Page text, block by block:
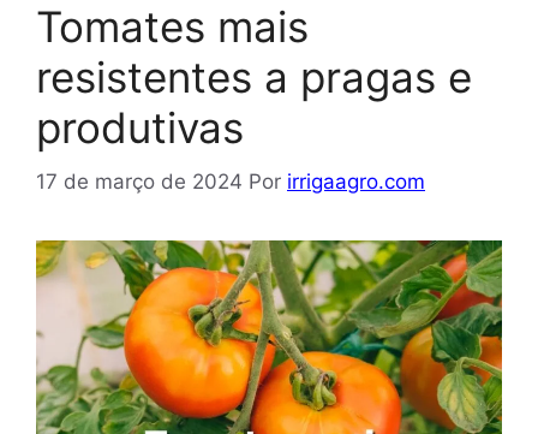
Tomates mais
resistentes a pragas e
produtivas
17 de março de 2024 Por irrigaagro.com